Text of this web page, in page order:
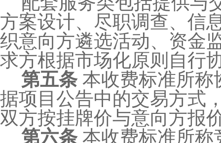
方案设计、尽职调查、信
织意向方遴选活动、资金
求方根据市场化原则自行
第五条 本收费标准所称
据项目公告中的交易方式
双方按挂牌价与意向方报
第六条 本收费标准所称